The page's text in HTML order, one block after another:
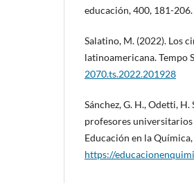
educación, 400, 181-206.
Salatino, M. (2022). Los
latinoamericana. Tempo
2070.ts.2022.201928
Sánchez, G. H., Odetti,
profesores
Educación en la
https://